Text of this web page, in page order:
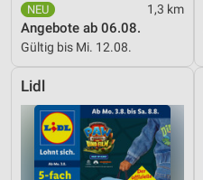
1,3 km
Angebote ab 06.08.
Gültig bis Mi. 12.08.
Lidl